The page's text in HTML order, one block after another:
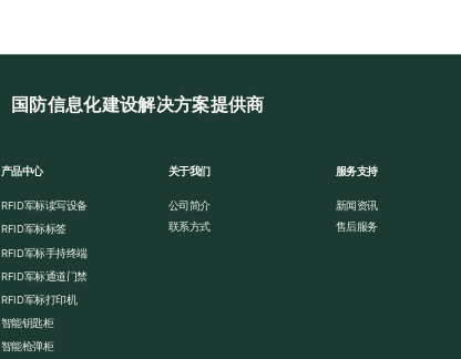
国防信息化建设解决方案提供商
产品中心
RFID军标读写设备
RFID军标标签
RFID军标手持终端
RFID军标通道门禁
RFID军标打印机
智能钥匙柜
智能枪弹柜
关于我们
公司简介
联系方式
服务支持
新闻资讯
售后服务